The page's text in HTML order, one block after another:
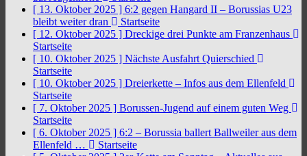
[ 13. Oktober 2025 ] 6:2 gegen Hangard II – Borussias U23
bleibt weiter dran
Startseite
[ 12. Oktober 2025 ] Dreckige drei Punkte am Franzenhaus
Startseite
[ 10. Oktober 2025 ] Nächste Ausfahrt Quierschied
Startseite
[ 10. Oktober 2025 ] Dreierkette – Infos aus dem Ellenfeld
Startseite
[ 7. Oktober 2025 ] Borussen-Jugend auf einem guten Weg
Startseite
[ 6. Oktober 2025 ] 6:2 – Borussia ballert Ballweiler aus dem
Ellenfeld …
Startseite